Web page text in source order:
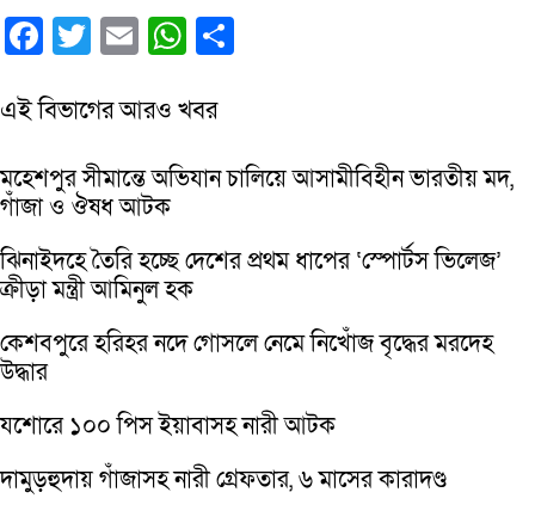
Facebook
Twitter
EmailWhatsApp
এই বিভাগের আরও খবর
মহেশপুর সীমান্তে অভিযান চালিয়ে আসামীবিহীন ভারতীয় মদ,
গাঁজা ও ঔষধ আটক
ঝিনাইদহে তৈরি হচ্ছে দেশের প্রথম ধাপের ‘স্পোর্টস ভিলেজ’
ক্রীড়া মন্ত্রী আমিনুল হক
কেশবপুরে হরিহর নদে গোসলে নেমে নিখোঁজ বৃদ্ধের মরদেহ
উদ্ধার
যশোরে ১০০ পিস ইয়াবাসহ নারী আটক
দামুড়হুদায় গাঁজাসহ নারী গ্রেফতার, ৬ মাসের কারাদণ্ড